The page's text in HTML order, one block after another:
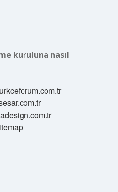
kuruluna nasıl